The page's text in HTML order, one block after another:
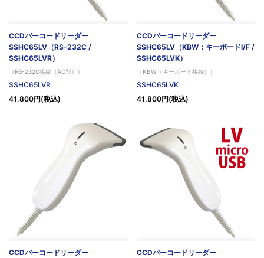
CCDバーコードリーダー
SSHC65LV（RS-232C /
SSHC65LVR）
（RS-232C接続（AC別））
SSHC65LVR
41,800円(税込)
CCDバーコードリーダー
SSHC65LV（KBW：キーボードI/F /
SSHC65LVK）
（KBW（キーボード接続））
SSHC65LVK
41,800円(税込)
CCDバーコードリーダー
CCDバーコードリーダー